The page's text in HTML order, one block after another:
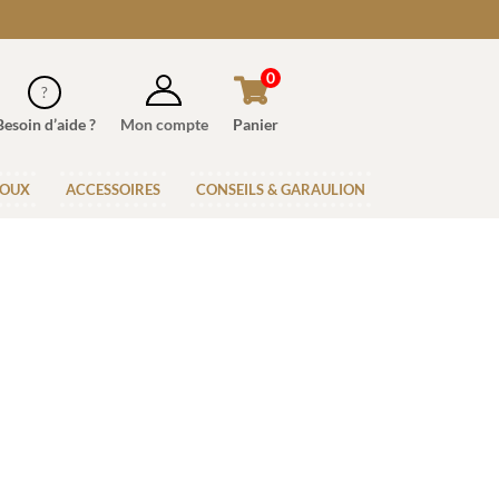
d’aide ? Mon compte Panier
0
ACCESSOIRES CONSEILS & GARAULION